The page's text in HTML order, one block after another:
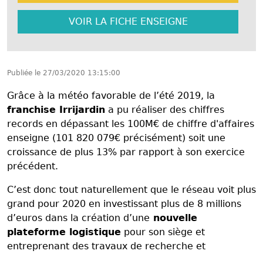
VOIR LA FICHE ENSEIGNE
Publiée le 27/03/2020 13:15:00
Grâce à la météo favorable de l’été 2019, la
franchise Irrijardin a pu réaliser des chiffres
records en dépassant les 100M€ de chiffre d'affaires
enseigne (101 820 079€ précisément) soit une
croissance de plus 13% par rapport à son exercice
précédent.
C’est donc tout naturellement que le réseau voit plus
grand pour 2020 en investissant plus de 8 millions
d’euros dans la création d’une nouvelle
plateforme logistique pour son siège et
entreprenant des travaux de recherche et